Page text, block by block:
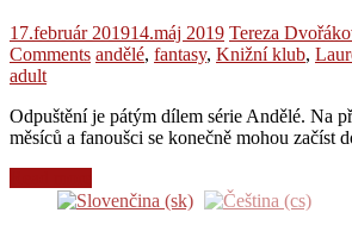
17.február 201914.máj 2019 Tereza
Comments andělé, fantasy, Knižní klub,
adult
Odpuštění je pátým dílem série Andělé. Na
měsíců a fanoušci se konečně mohou začíst